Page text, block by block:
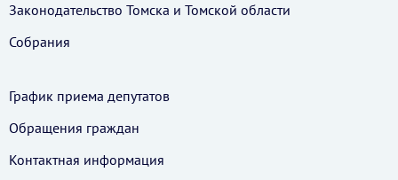
Законодательство Томска и Томской области
Собрания
График приема депутатов
Обращения граждан
Контактная информация